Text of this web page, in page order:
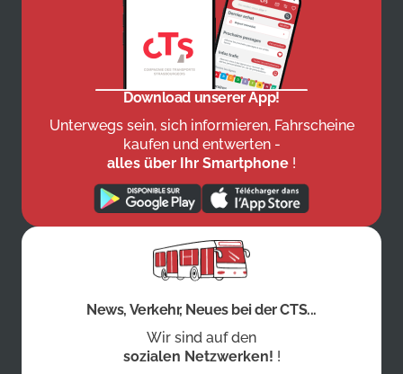
Download unserer App!
Unterwegs sein, sich informieren, Fahrscheine
kaufen und entwerten -
alles über Ihr Smartphone !
News, Verkehr, Neues bei der CTS...
Wir sind auf den
sozialen Netzwerken! !